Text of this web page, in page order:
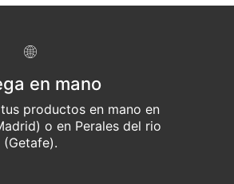
en mano
productos en mano en
o en Perales del rio
(Getafe).